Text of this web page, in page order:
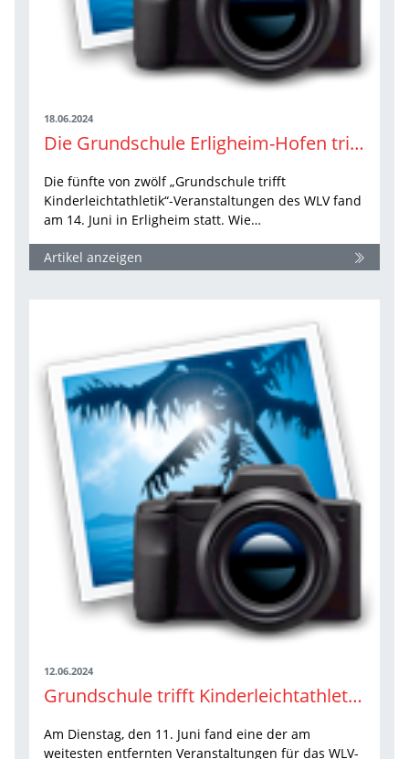
18.06.2024
Die Grundschule Erligheim-Hofen trifft Kinderleichtathletik
Die fünfte von zwölf „Grundschule trifft
Kinderleichtathletik“-Veranstaltungen des WLV fand
am 14. Juni in Erligheim statt. Wie…
Artikel anzeigen
12.06.2024
Grundschule trifft Kinderleichtathletik an der Reußenbergschule Tiefenbach
Am Dienstag, den 11. Juni fand eine der am
weitesten entfernten Veranstaltungen für das WLV-